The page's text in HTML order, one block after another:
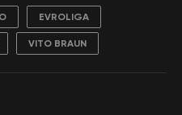
EVROLIGA
VITO BRAUN